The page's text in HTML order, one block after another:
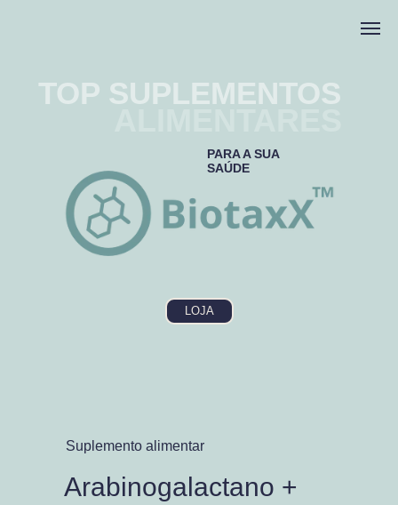
TOP SUPLEMENTOS
PARA A SUA
SAÚDE
LOJA
Arabinogalactano +
Suplemento alimentar